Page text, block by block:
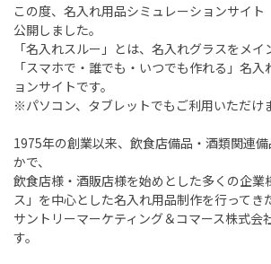
この度、名入れ用品シミュレーションサイト
公開しました。
「名入れスルー」とは、名入れグラスをメ
「スマホで・誰でも・いつでも作れる」名
ョンサイトです。
※パソコン、タブレットでもご利用いただけ
1975年の創業以来、飲食店備品・酒類関連
かで、
飲食店様・酒販店様を始めとした多くの企業
ス」を中心とした名入れ用品制作を行ってき
サントリーマーケティング＆コマース株式会
す。